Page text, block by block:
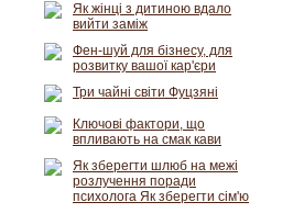
Як жінці з дитиною вдало
вийти заміж
Фен-шуй для бізнесу, для
розвитку вашої кар'єри
Три чайні світи Фуцзяні
Ключові фактори, що
впливають на смак кави
Як зберегти шлюб на межі
розлучення поради
психолога Як зберегти сім'ю